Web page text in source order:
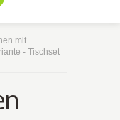
mit
- Tischset